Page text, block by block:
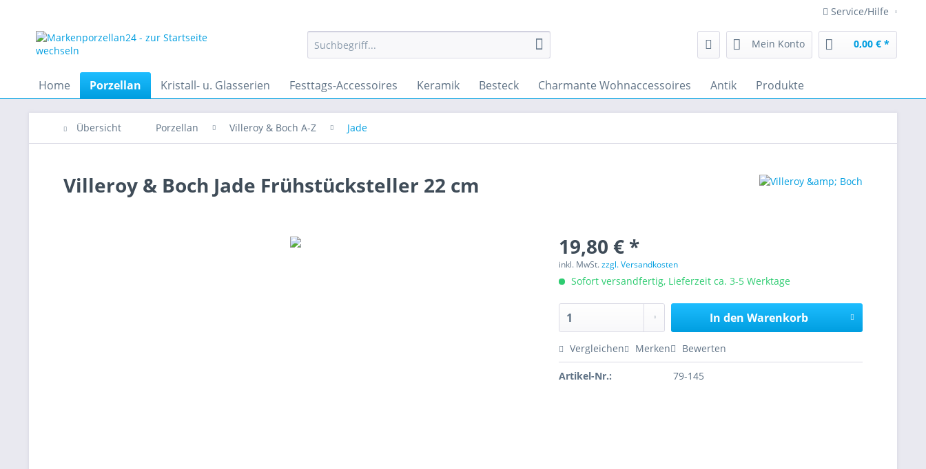
Service/Hilfe
Mein Konto 0,00 € *
Home Porzellan Kristall- u. Glasserien Festtags-Accessoires Keramik Besteck Charmante Wohnaccessoires Antik Produkte
Übersicht Porzellan Villeroy & Boch A-Z Jade
Villeroy & Boch Jade Frühstücksteller 22 cm
19,80 € *
inkl. MwSt.zzgl. Versandkosten
Sofort versandfertig, Lieferzeit ca. 3-5 Werktage
In den Warenkorb
Vergleichen Merken Bewerten
Artikel-Nr.: 79-145